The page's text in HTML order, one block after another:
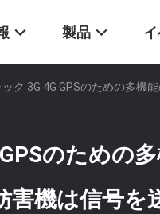
製品
ック 3G 4G GPSのための多機
のための
害機は信号を